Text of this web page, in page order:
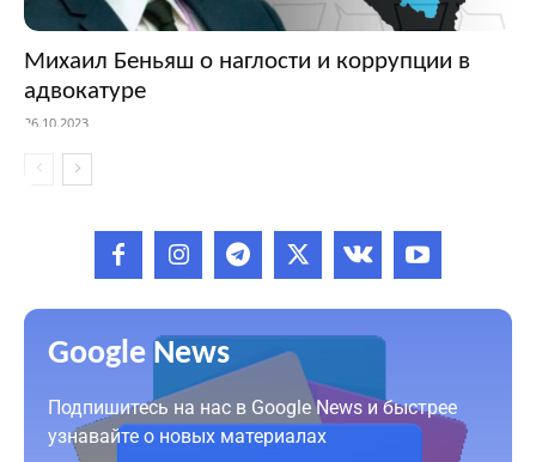
Михаил Беньяш о наглости и коррупции в
адвокатуре
26.10.2023
Google News
Подпишитесь на нас в Google News и быстрее
узнавайте о новых материалах